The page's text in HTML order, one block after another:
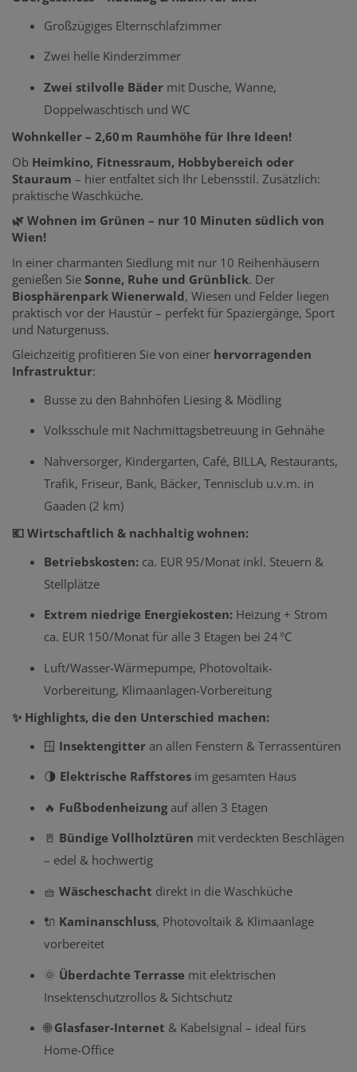
Großzügiges Elternschlafzimmer
Zwei helle Kinderzimmer
Zwei stilvolle Bäder mit Dusche, Wanne,
Doppelwaschtisch und WC
Wohnkeller – 2,60 m Raumhöhe für Ihre Ideen!
Ob Heimkino, Fitnessraum, Hobbybereich oder
Stauraum – hier entfaltet sich Ihr Lebensstil. Zusätzlich:
praktische Waschküche.
🌿 Wohnen im Grünen – nur 10 Minuten südlich von
Wien!
In einer charmanten Siedlung mit nur 10 Reihenhäusern
genießen Sie Sonne, Ruhe und Grünblick. Der
Biosphärenpark Wienerwald, Wiesen und Felder liegen
praktisch vor der Haustür – perfekt für Spaziergänge, Sport
und Naturgenuss.
Gleichzeitig profitieren Sie von einer hervorragenden
Infrastruktur:
Busse zu den Bahnhöfen Liesing & Mödling
Volksschule mit Nachmittagsbetreuung in Gehnähe
Nahversorger, Kindergarten, Café, BILLA, Restaurants,
Trafik, Friseur, Bank, Bäcker, Tennisclub u.v.m. in
Gaaden (2 km)
💶 Wirtschaftlich & nachhaltig wohnen:
Betriebskosten: ca. EUR 95/Monat inkl. Steuern &
Stellplätze
Extrem niedrige Energiekosten: Heizung + Strom
ca. EUR 150/Monat für alle 3 Etagen bei 24 °C
Luft/Wasser-Wärmepumpe, Photovoltaik-
Vorbereitung, Klimaanlagen-Vorbereitung
✨ Highlights, die den Unterschied machen:
🪟 Insektengitter an allen Fenstern & Terrassentüren
🌗 Elektrische Raffstores im gesamten Haus
🔥 Fußbodenheizung auf allen 3 Etagen
🚪 Bündige Vollholztüren mit verdeckten Beschlägen
– edel & hochwertig
🧺 Wäscheschacht direkt in die Waschküche
🔌 Kaminanschluss, Photovoltaik & Klimaanlage
vorbereitet
🌞 Überdachte Terrasse mit elektrischen
Insektenschutzrollos & Sichtschutz
🌐Glasfaser-Internet & Kabelsignal – ideal fürs
Home-Office